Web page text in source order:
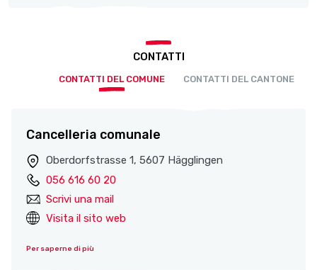
CONTATTI
CONTATTI DEL COMUNE CONTATTI DEL CANTONE
Cancelleria comunale
Oberdorfstrasse 1, 5607 Hägglingen
056 616 60 20
Scrivi una mail
Visita il sito web
Per saperne di più